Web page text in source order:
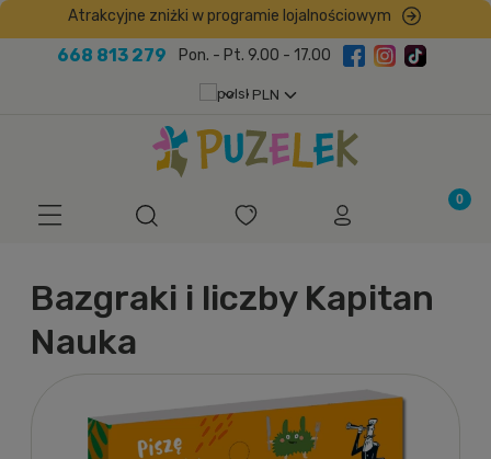
668 813 279 Pon. - Pt. 9.00 - 17.00
Atrakcyjne zniżki w programie lojalnościowym
Bazgraki i liczby Kapitan
Nauka